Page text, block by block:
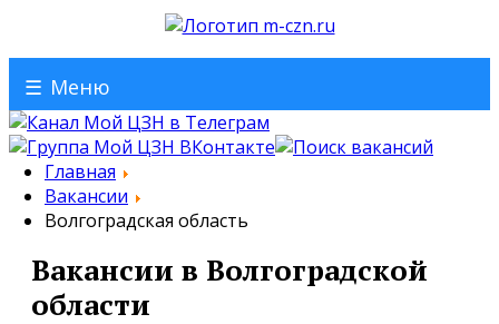
☰ Меню
Главная
Вакансии
Волгоградская область
Вакансии в Волгоградской
области